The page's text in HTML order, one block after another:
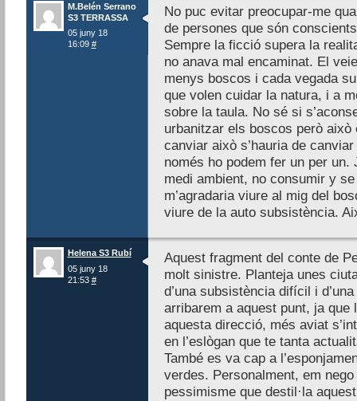
M.Belén Serrano
S3 TERRASSA
05 juny 18
16:09 #
No puc evitar preocupar-me
de persones que són
Sempre la ficció supera la
no anava mal encaminat. El
menys boscos i cada vegada
que volen cuidar la natura, i a
sobre la taula. No sé si
urbanitzar els boscos però
canviar això s’hauria de
només ho podem fer un per
medi ambient, no consumir y
m’agradaria viure al mig del
viure de la auto subsistència.
Helena S3 Rubí
05 juny 18
21:53 #
Aquest fragment del conte de
molt sinistre. Planteja unes
d’una subsistència difícil i
arribarem a aquest punt, ja
aquesta direcció, més aviat
en l’eslògan que te tanta
També es va cap a
verdes. Personalment, em
pessimisme que destil·la